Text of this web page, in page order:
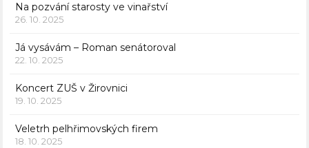
Na pozvání starosty ve vinařství
26. 10. 2025
Já vysávám – Roman senátoroval
22. 10. 2025
Koncert ZUŠ v Žirovnici
19. 10. 2025
Veletrh pelhřimovských firem
18. 10. 2025